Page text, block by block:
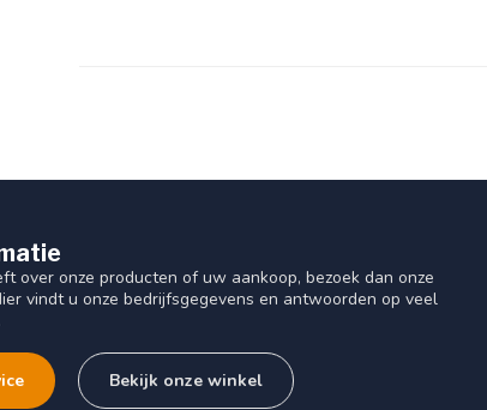
over onze producten of uw aankoop, bezoek dan onze
vindt u onze bedrijfsgegevens en antwoorden op veel
Bekijk onze winkel